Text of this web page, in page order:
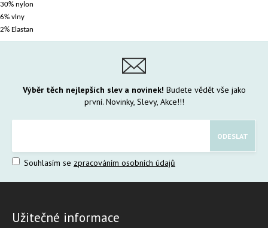
30% nylon
6% vlny
2% Elastan
Výběr těch nejlepších slev a novinek! Budete vědět vše jako
první. Novinky, Slevy, Akce!!!
Souhlasím se zpracováním osobních údajů
Užitečné informace